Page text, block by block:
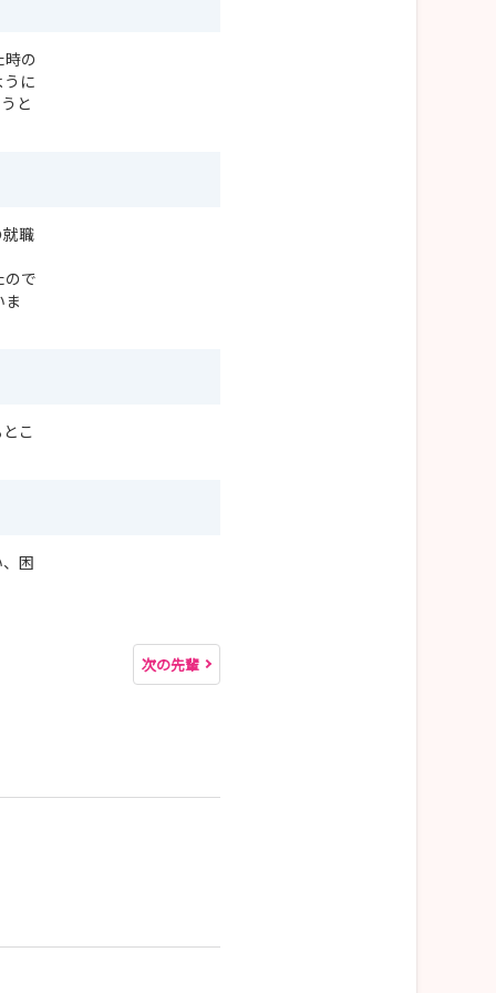
時の
に
と
職
ので
こ
困
次の先輩